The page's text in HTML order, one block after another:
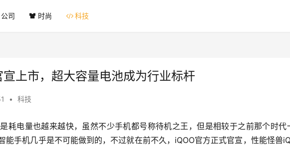
公司 时尚 科技
上市，超大容量电池成为行业标杆
• 科技
耗电量也越来越快，虽然不少手机都号称待机之王，但是相较于之前那个时代
能手机几乎是不可能做到的，不过就在前不久，iQOO官方正式官宣，性能怪兽